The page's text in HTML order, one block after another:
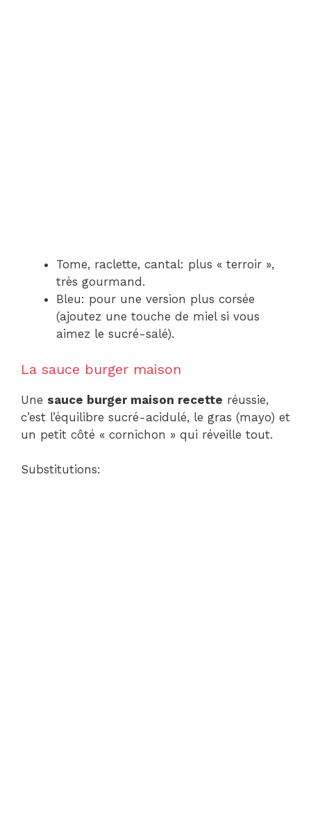
Tome, raclette, cantal: plus « terroir »,
très gourmand.
Bleu: pour une version plus corsée
(ajoutez une touche de miel si vous
aimez le sucré-salé).
La sauce burger maison
Une sauce burger maison recette réussie,
c’est l’équilibre sucré-acidulé, le gras (mayo) et
un petit côté « cornichon » qui réveille tout.
Substitutions: